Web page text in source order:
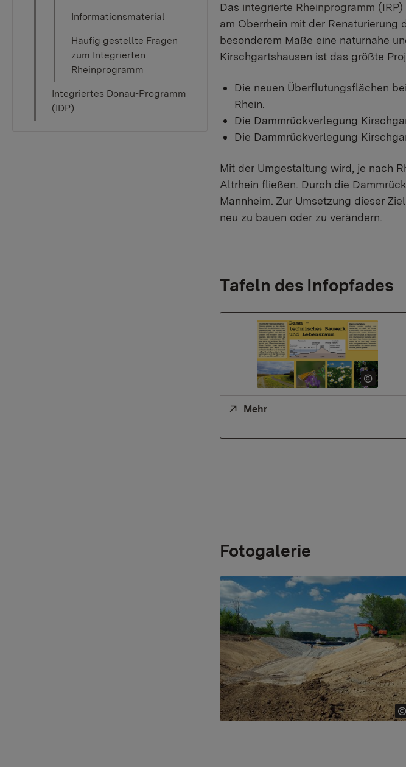
Informationsmaterial
Häufig gestellte Fragen
zum Integrierten
Rheinprogramm
Integriertes Donau-Programm
(IDP)
Das integrierte Rheinprogramm (IRP)
am Oberrhein mit der Renaturierung
besonderem Maße eine naturnahe
Kirschgartshausen ist das größte
Die neuen Überflutungsflächen
Rhein.
Die Dammrückverlegung
Die Dammrückverlegung
Mit der Umgestaltung wird, je nach
Altrhein fließen. Durch die
Mannheim. Zur Umsetzung dieser
neu zu bauen oder zu verändern.
Tafeln des Infopfades
Mehr
Fotogalerie
Show larger version